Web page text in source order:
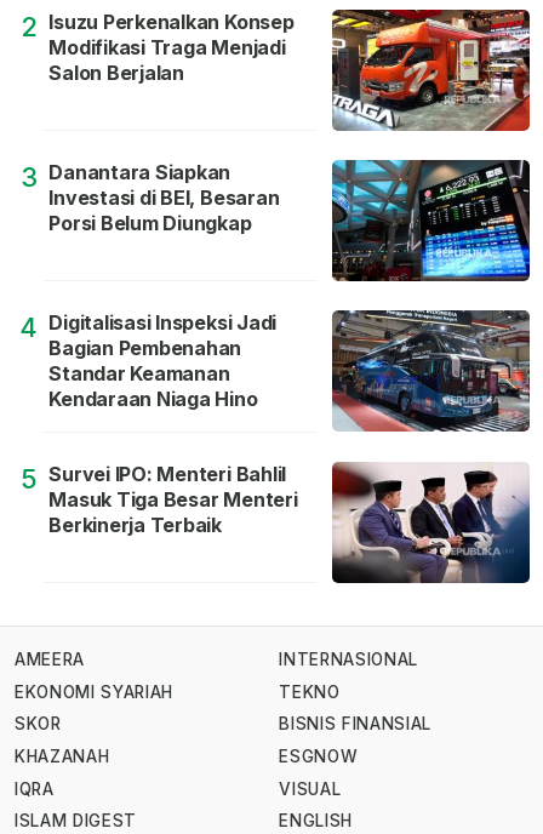
2 Isuzu Perkenalkan Konsep
Modifikasi Traga Menjadi
Salon Berjalan
3 Danantara Siapkan
Investasi di BEI, Besaran
Porsi Belum Diungkap
4 Digitalisasi Inspeksi Jadi
Bagian Pembenahan
Standar Keamanan
Kendaraan Niaga Hino
5 Survei IPO: Menteri Bahlil
Masuk Tiga Besar Menteri
Berkinerja Terbaik
AMEERA
EKONOMI SYARIAH
SKOR
KHAZANAH
IQRA
ISLAM DIGEST
INTERNASIONAL
TEKNO
BISNIS FINANSIAL
ESGNOW
VISUAL
ENGLISH